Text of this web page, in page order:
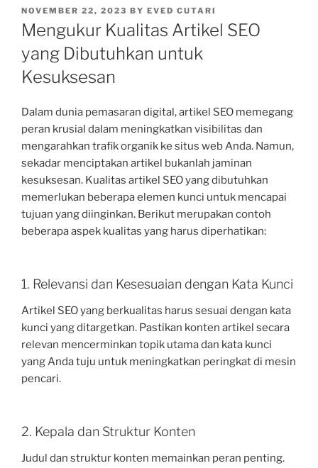
POSTED
ON
NOVEMBER 22, 2023 BY EVED CUTARI
Mengukur Kualitas Artikel SEO
yang Dibutuhkan untuk
Kesuksesan
Dalam dunia pemasaran digital, artikel SEO memegang
peran krusial dalam meningkatkan visibilitas dan
mengarahkan trafik organik ke situs web Anda. Namun,
sekadar menciptakan artikel bukanlah jaminan
kesuksesan. Kualitas artikel SEO yang dibutuhkan
memerlukan beberapa elemen kunci untuk mencapai
tujuan yang diinginkan. Berikut merupakan contoh
beberapa aspek kualitas yang harus diperhatikan:
1. Relevansi dan Kesesuaian dengan Kata Kunci
Artikel SEO yang berkualitas harus sesuai dengan kata
kunci yang ditargetkan. Pastikan konten artikel secara
relevan mencerminkan topik utama dan kata kunci
yang Anda tuju untuk meningkatkan peringkat di mesin
pencari.
2. Kepala dan Struktur Konten
Judul dan struktur konten memainkan peran penting.